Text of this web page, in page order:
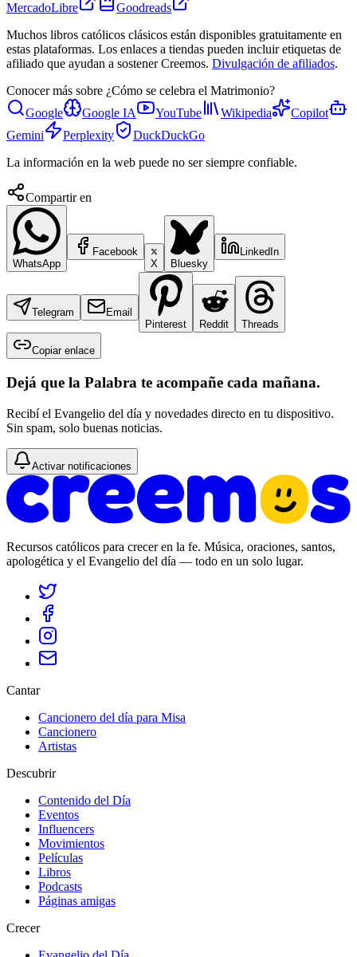
MercadoLibre
Goodreads
Muchos libros católicos clásicos están disponibles gratuitamente en
estas plataformas. Los enlaces a tiendas pueden incluir etiquetas de
afiliado que ayudan a sostener Creemos. Divulgación de afiliados.
Conocer más sobre ¿Cómo se celebra el Matrimonio?
Google
Google IA YouTube Wikipedia
Copilot
Gemini
Perplexity
DuckDuckGo
La información en la web puede no ser siempre confiable.
Compartir en
WhatsApp
Facebook
X
Bluesky
LinkedIn
Telegram
Email
Pinterest
Reddit Threads
Copiar enlace
Dejá que la Palabra te acompañe cada mañana.
Recibí el Evangelio del día y novedades directo en tu dispositivo.
Sin spam, solo buenas noticias.
Activar notificaciones
Recursos católicos para crecer en la fe. Música, oraciones, santos,
apologética y el Evangelio del día — todo en un solo lugar.
Cantar
Cancionero del día para Misa
Cancionero
Artistas
Descubrir
Contenido del Día
Eventos
Influencers
Movimientos
Películas
Libros
Podcasts
Páginas amigas
Crecer